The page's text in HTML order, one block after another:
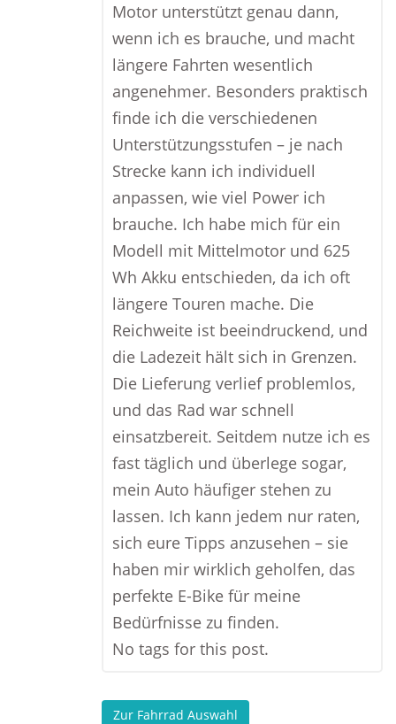
Motor unterstützt genau dann,
wenn ich es brauche, und macht
längere Fahrten wesentlich
angenehmer. Besonders praktisch
finde ich die verschiedenen
Unterstützungsstufen – je nach
Strecke kann ich individuell
anpassen, wie viel Power ich
brauche. Ich habe mich für ein
Modell mit Mittelmotor und 625
Wh Akku entschieden, da ich oft
längere Touren mache. Die
Reichweite ist beeindruckend, und
die Ladezeit hält sich in Grenzen.
Die Lieferung verlief problemlos,
und das Rad war schnell
einsatzbereit. Seitdem nutze ich es
fast täglich und überlege sogar,
mein Auto häufiger stehen zu
lassen. Ich kann jedem nur raten,
sich eure Tipps anzusehen – sie
haben mir wirklich geholfen, das
perfekte E-Bike für meine
Bedürfnisse zu finden.
No tags for this post.
Zur Fahrrad Auswahl